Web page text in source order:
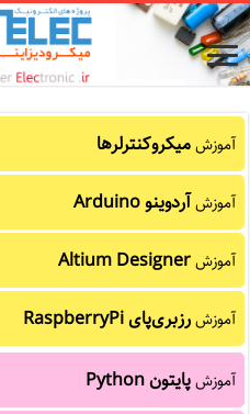
آموزشمیکروکنترلرها
آموزشآردوینو Arduino
آموزشAltium Designer
آموزشرزبری‌پای RaspberryPi
آموزشپایتون Python